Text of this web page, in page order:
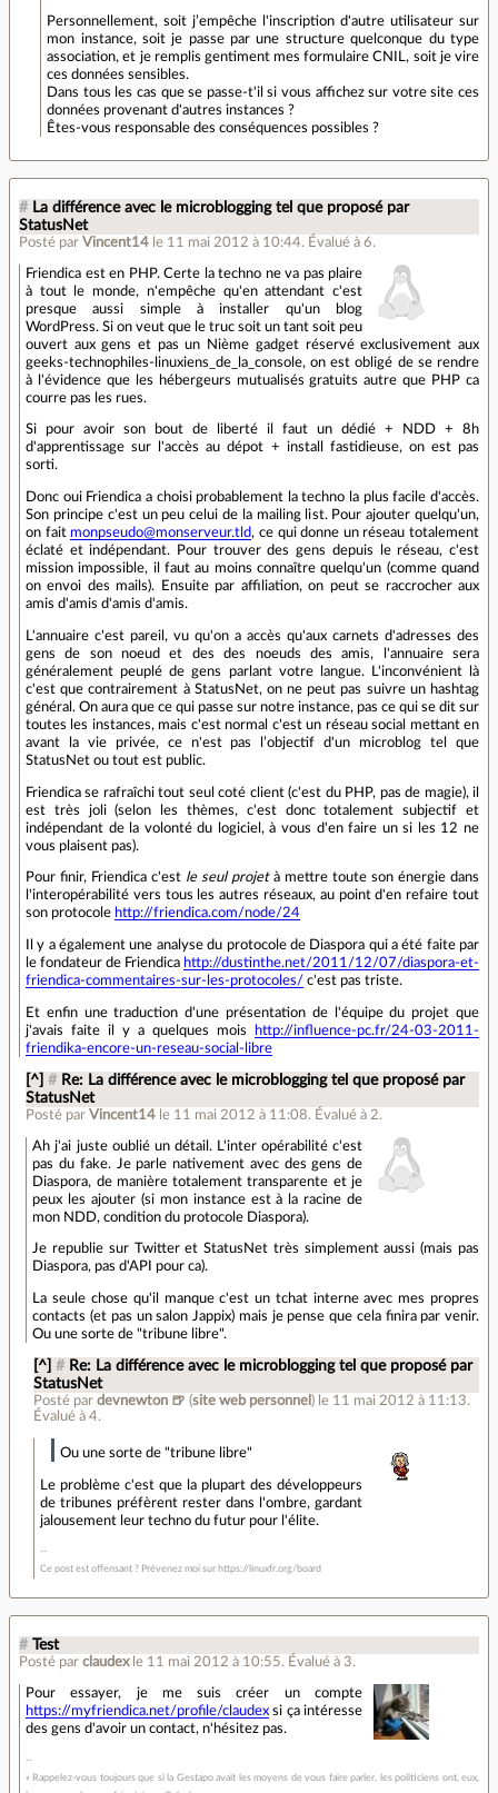
Personnellement, soit j’empêche l'inscription d'autre utilisateur sur
mon instance, soit je passe par une structure quelconque du type
association, et je remplis gentiment mes formulaire CNIL, soit je vire
ces données sensibles.
Dans tous les cas que se passe-t'il si vous affichez sur votre site ces
données provenant d'autres instances ?
Êtes-vous responsable des conséquences possibles ?
# La différence avec le microblogging tel que proposé par
StatusNet
Posté par Vincent14 le 11 mai 2012 à 10:44. Évalué à 6.
Friendica est en PHP. Certe la techno ne va pas plaire
à tout le monde, n'empêche qu'en attendant c'est
presque aussi simple à installer qu'un blog
WordPress. Si on veut que le truc soit un tant soit peu
ouvert aux gens et pas un Nième gadget réservé exclusivement aux
geeks-technophiles-linuxiens_de_la_console, on est obligé de se rendre
à l'évidence que les hébergeurs mutualisés gratuits autre que PHP ca
courre pas les rues.
Si pour avoir son bout de liberté il faut un dédié + NDD + 8h
d'apprentissage sur l'accès au dépot + install fastidieuse, on est pas
sorti.
Donc oui Friendica a choisi probablement la techno la plus facile d'accès.
Son principe c'est un peu celui de la mailing list. Pour ajouter quelqu'un,
on fait monpseudo@monserveur.tld, ce qui donne un réseau totalement
éclaté et indépendant. Pour trouver des gens depuis le réseau, c'est
mission impossible, il faut au moins connaître quelqu'un (comme quand
on envoi des mails). Ensuite par affiliation, on peut se raccrocher aux
amis d'amis d'amis d'amis.
L'annuaire c'est pareil, vu qu'on a accès qu'aux carnets d'adresses des
gens de son noeud et des des noeuds des amis, l'annuaire sera
généralement peuplé de gens parlant votre langue. L'inconvénient là
c'est que contrairement à StatusNet, on ne peut pas suivre un hashtag
général. On aura que ce qui passe sur notre instance, pas ce qui se dit sur
toutes les instances, mais c'est normal c'est un réseau social mettant en
avant la vie privée, ce n'est pas l’objectif d'un microblog tel que
StatusNet ou tout est public.
Friendica se rafraîchi tout seul coté client (c'est du PHP, pas de magie), il
est très joli (selon les thèmes, c'est donc totalement subjectif et
indépendant de la volonté du logiciel, à vous d'en faire un si les 12 ne
vous plaisent pas).
Pour finir, Friendica c'est le seul projetà mettre toute son énergie dans
l'interopérabilité vers tous les autres réseaux, au point d'en refaire tout
son protocole http://friendica.com/node/24
Il y a également une analyse du protocole de Diaspora qui a été faite par
le fondateur de Friendica http://dustinthe.net/2011/12/07/diaspora-et-
friendica-commentaires-sur-les-protocoles/ c'est pas triste.
Et enfin une traduction d'une présentation de l'équipe du projet que
j'avais faite il y a quelques mois
http://influence-pc.fr/24-03-2011-
friendika-encore-un-reseau-social-libre
[^] # Re: La différence avec le microblogging tel que proposé par
StatusNet
Posté parVincent14 le 11 mai 2012 à 11:08. Évalué à 2.
Ah j'ai juste oublié un détail. L'inter opérabilité c'est
pas du fake. Je parle nativement avec des gens de
Diaspora, de manière totalement transparente et je
peux les ajouter (si mon instance est à la racine de
mon NDD, condition du protocole Diaspora).
Je republie sur Twitter et StatusNet très simplement aussi (mais pas
Diaspora, pas d'API pour ca).
La seule chose qu'il manque c'est un tchat interne avec mes propres
contacts (et pas un salon Jappix) mais je pense que cela finira par venir.
Ou une sorte de "tribune libre".
[^] # Re: La différence avec le microblogging tel que proposé par
StatusNet
Posté par devnewton 🍺 (site web personnel ) le 11 mai 2012 à 11:13.
Évalué à 4.
Ou une sorte de "tribune libre"
Le problème c'est que la plupart des développeurs
de tribunes préfèrent rester dans l'ombre, gardant
jalousement leur techno du futur pour l'élite.
Ce post est offensant ? Prévenez moi sur https://linuxfr.org/board
# Test
Posté par claudex le 11 mai 2012 à 10:55. Évalué à 3.
Pour essayer, je me suis créer un compte
https://myfriendica.net/profile/claudex si ça intéresse
des gens d'avoir un contact, n'hésitez pas.
« Rappelez-vous toujours que si la Gestapo avait les moyens de vous faire parler, les politiciens ont, eux,